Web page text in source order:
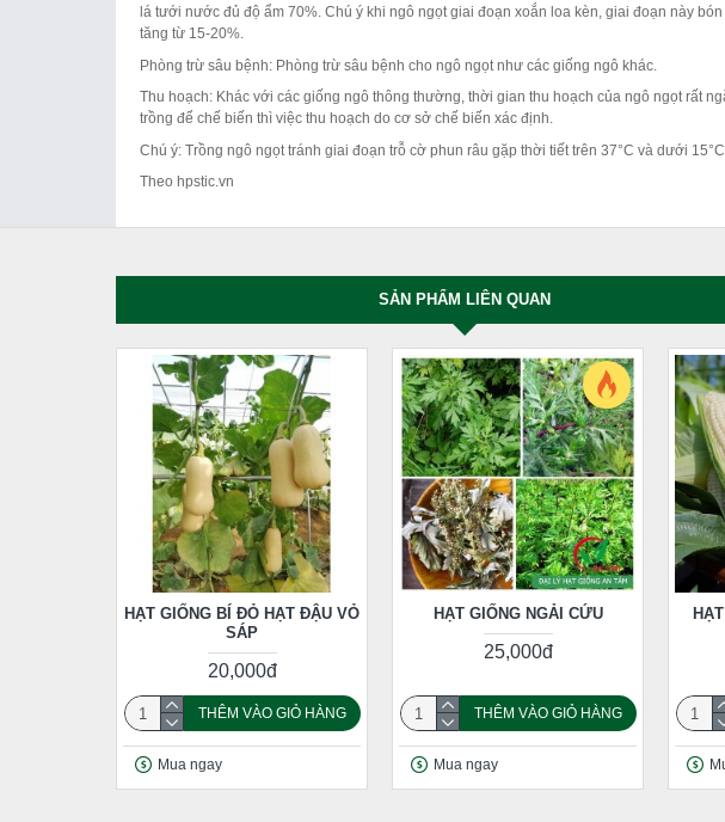
lá tưới nước đủ độ ẩm 70%. Chú ý khi ngô ngọt giai đoạn xoắn loa kèn, giai đoạn này
tăng từ 15-20%.
Phòng trừ sâu bệnh: Phòng trừ sâu bệnh cho ngô ngọt như các giống ngô khác.
Thu hoạch: Khác với các giống ngô thông thường, thời gian thu hoạch của ngô ngọt rất
trồng để chế biến thì việc thu hoạch do cơ sở chế biến xác định.
Chú ý: Trồng ngô ngọt tránh giai đoạn trỗ cờ phun râu gặp thời tiết trên 37°C và dưới
Theo hpstic.vn
SẢN PHẨM LIÊN QUAN
HẠT GIỐNG BÍ ĐỎ HẠT ĐẬU VỎ
SÁP
20,000đ
THÊM VÀO GIỎ HÀNG
Mua ngay
HẠT GIỐNG NGẢI CỨU
25,000đ
THÊM VÀO GIỎ HÀNG
Mua ngay